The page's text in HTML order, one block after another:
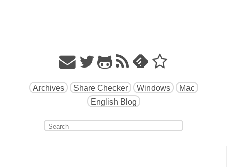
Archives Share Checker Windows
Mac
English Blog